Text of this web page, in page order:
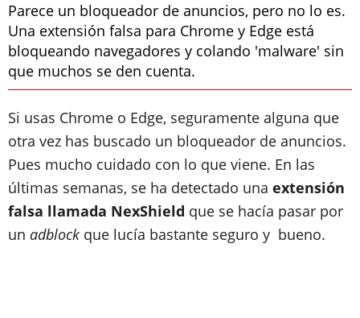
Parece un bloqueador de anuncios, pero no lo es.
Una extensión falsa para Chrome y Edge está
bloqueando navegadores y colando 'malware' sin
que muchos se den cuenta.
Si usas Chrome o Edge, seguramente alguna que
otra vez has buscado un bloqueador de anuncios.
Pues mucho cuidado con lo que viene. En las
últimas semanas, se ha detectado una extensión
falsa llamada NexShield que se hacía pasar por
un adblock que lucía bastante seguro y bueno.